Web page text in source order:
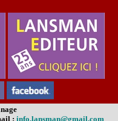
: info.lansman@gmail.com